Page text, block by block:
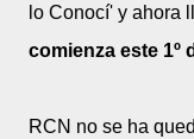
lo Conocí' y ahora
comienza este 1º
RCN no se ha